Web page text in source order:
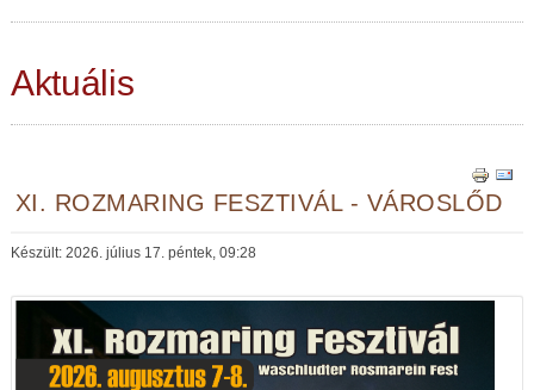
Aktuális
XI. ROZMARING FESZTIVÁL - VÁROSLŐD
Készült: 2026. július 17. péntek, 09:28